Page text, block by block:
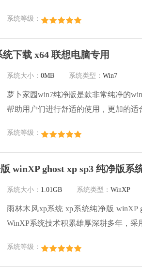
体，是一款稳定流畅的系统，雨林木
系统 sp3 系统下载，有需要的朋友速度
系统等级：
下载 x64 联想电脑专用
系统大小： 0MB 系统类型： Win7
萝卜家园win7纯净版是款非常纯净的
帮助用户们进行舒适的使用，更加的
系统等级：
winXP ghost xp sp3 纯净版系
系统大小： 1.01GB 系统类型： WinXP
雨林木风xp系统 xp系统纯净版 winXP
WinXP系统技术积累雄厚深耕多年，
的发挥系统的性能，优化了系统、驱
行环境安全可靠稳定。
系统等级：